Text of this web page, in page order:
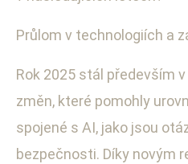
Průlom v technologiích a
Rok 2025 stál především
změn, které pomohly
spojené s AI, jako jsou
bezpečnosti. Díky novým